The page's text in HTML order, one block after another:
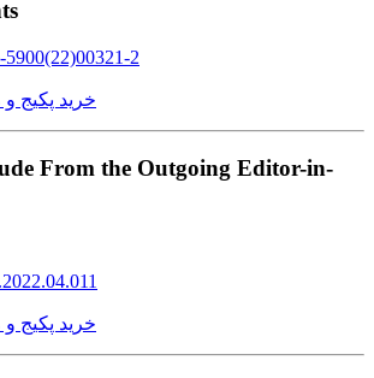
5900(22)00321-2
خرید پکیج و
From the Outgoing Editor-in-
خرید پکیج و